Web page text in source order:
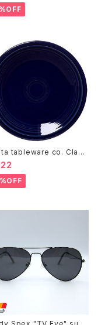
tableware co. Class
7-1/4 Inch Salad Pla